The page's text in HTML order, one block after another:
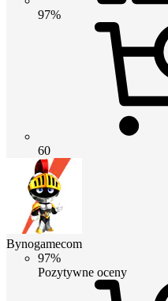
97%
60
Bynogamecom
97%
Pozytywne oceny